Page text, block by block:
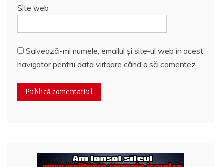
Site web
Salvează-mi numele, emailul și site-ul web în acest
navigator pentru data viitoare când o să comentez.